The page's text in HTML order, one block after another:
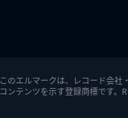
このエルマークは、レコード会社
コンテンツを示す登録商標です。